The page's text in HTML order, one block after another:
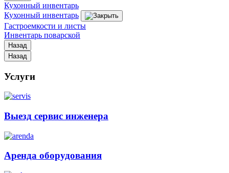
Кухонный инвентарь
Кухонный инвентарь
Гастроемкости и листы
Инвентарь поварской
Назад
Назад
Услуги
Выезд сервис инженера
Аренда оборудования